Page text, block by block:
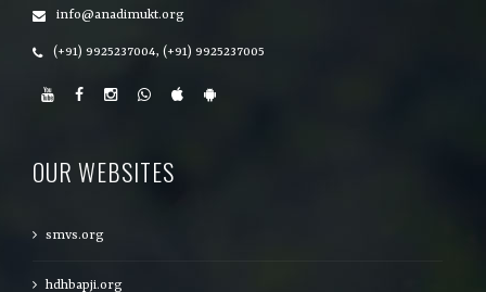
info@anadimukt.org
(+91) 9925237004, (+91) 9925237005
OUR WEBSITES
smvs.org
hdhbapji.org